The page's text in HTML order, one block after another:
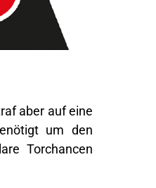
aber auf eine
um den
Torchancen